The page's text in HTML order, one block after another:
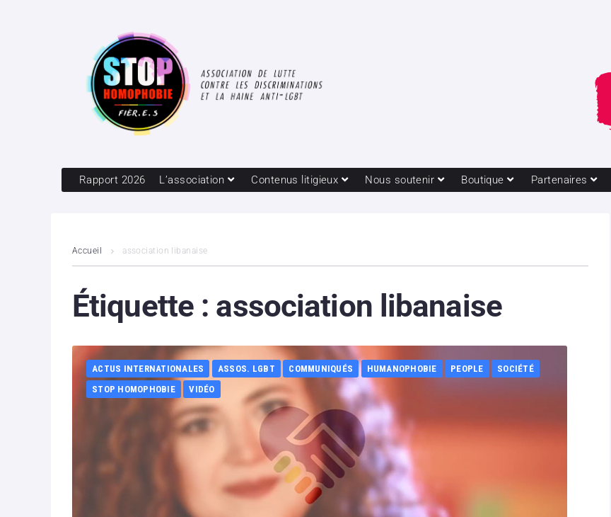
Rapport 2026 L’association Contenus litigieux Nous soutenir Boutique Partenaires
Accueil association libanaise
Étiquette : association libanaise
ACTUS INTERNATIONALES ASSOS. LGBT COMMUNIQUÉS HUMANOPHOBIE PEOPLE
SOCIÉTÉ
STOP HOMOPHOBIE
VIDÉO